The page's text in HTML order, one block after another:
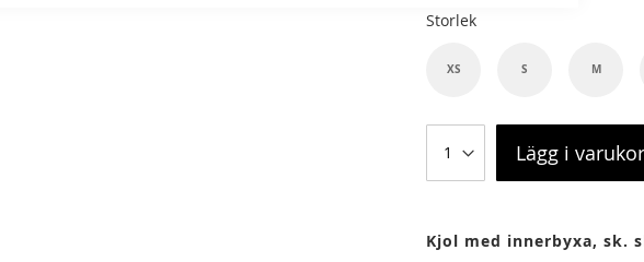
Storlek
XS S M
Lägg i
Kjol med innerbyxa, sk.